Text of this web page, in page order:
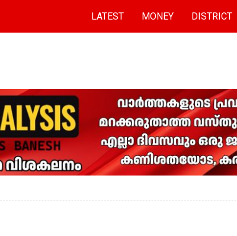
LATEST MONEY DISTRICT